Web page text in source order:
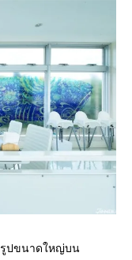
รูปขนาดใหญ่บน